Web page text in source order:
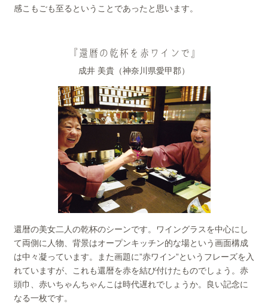
感こもごも至るということであったと思います。
『還暦の乾杯を赤ワインで』
成井 美貴（神奈川県愛甲郡）
還暦の美女二人の乾杯のシーンです。ワイングラスを中心にし
て両側に人物、背景はオープンキッチン的な場という画面構成
は中々凝っています。また画題に”赤ワイン”というフレーズを入
れていますが、これも還暦を赤を結び付けたものでしょう。赤
頭巾、赤いちゃんちゃんこは時代遅れでしょうか。良い記念に
なる一枚です。